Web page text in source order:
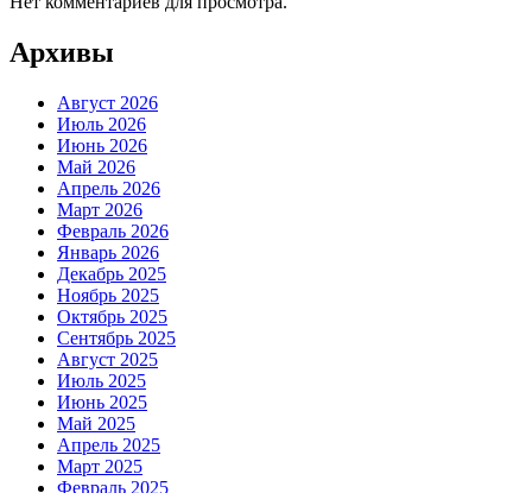
Архивы
Август 2026
Июль 2026
Июнь 2026
Май 2026
Апрель 2026
Март 2026
Февраль 2026
Январь 2026
Декабрь 2025
Ноябрь 2025
Октябрь 2025
Сентябрь 2025
Август 2025
Июль 2025
Июнь 2025
Май 2025
Апрель 2025
Март 2025
Февраль 2025